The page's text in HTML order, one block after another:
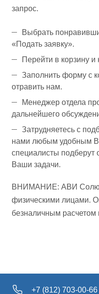
запрос.
Выбрать
«Подать заявку».
Перейти в корзину
Заполнить форму с
отравить нам.
Менеджер отдела
дальнейшего
Затрудняетесь с
нами любым удобным
специалисты
Ваши задачи.
ВНИМАНИЕ: АВИ
физическими лицами.
безналичным
+7 (812) 703-00-66